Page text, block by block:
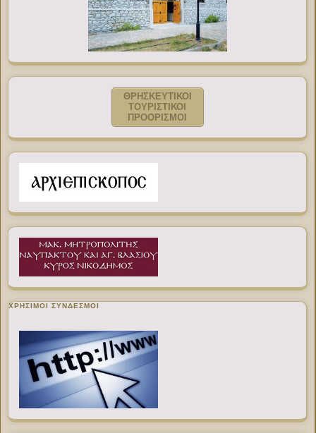
ΘΡΗΣΚΕΥΤΙΚΟΙ
ΤΟΥΡΙΣΤΙΚΟΙ
ΠΡΟΟΡΙΣΜΟΙ
ΧΡΉΣΙΜΟΙ ΣΎΝΔΕΣΜΟΙ